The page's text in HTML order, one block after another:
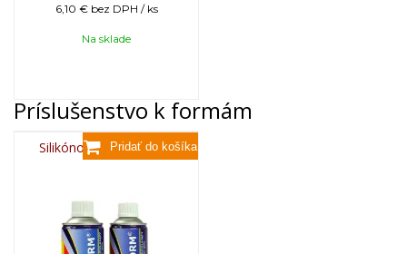
6,10 € bez DPH / ks
Na sklade
Príslušenstvo k formám
Silikónový sprej 400 ml